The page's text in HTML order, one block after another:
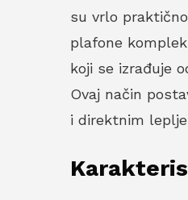
su vrlo
plafone
koji se izrađuje
Ovaj način
i direktnim